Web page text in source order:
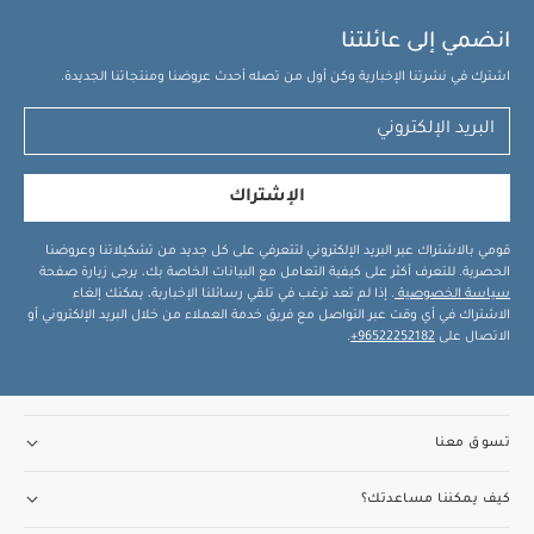
انضمي إلى عائلتنا
اشترك في نشرتنا الإخبارية وكن أول من تصله أحدث عروضنا ومنتجاتنا الجديدة.
الإشتراك
قومي بالاشتراك عبر البريد الإلكتروني لتتعرفي على كل جديد من تشكيلاتنا وعروضنا
الحصرية. للتعرف أكثر على كيفية التعامل مع البيانات الخاصة بك، يرجى زيارة صفحة
سياسة الخصوصية . إذا لم تعد ترغب في تلقي رسائلنا الإخبارية، يمكنك إلغاء
الاشتراك في أي وقت عبر التواصل مع فريق خدمة العملاء من خلال البريد الإلكتروني أو
الاتصال على 96522252182+
.
تسوق معنا
كيف يمكننا مساعدتك؟